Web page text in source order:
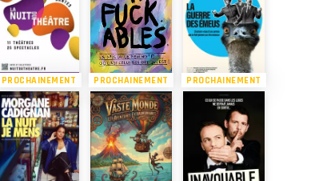
PROCHAINEMENT PROCHAINEMENT PROCHAINEMENT